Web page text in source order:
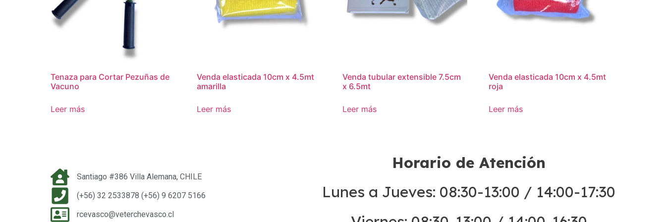
Tenaza para Cortar Pezuñas de
Vacuno
Leer más
Venda elasticada 10cm x 4.5mt
amarilla
Leer más
Venda tubular extensible 7.5cm
x 6.5mt
Leer más
Venda elasticada 10cm x 4.5mt
roja
Leer más
Santiago #386 Villa Alemana, CHILE
(+56) 32 2533878 (+56) 9 6207 5166
rcevasco@veterchevasco.cl
Horario de Atención
Lunes a Jueves: 08:30-13:00 / 14:00-17:30